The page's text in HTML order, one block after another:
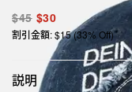
$45 $30
割引金額: $15 (33% Off)
説明